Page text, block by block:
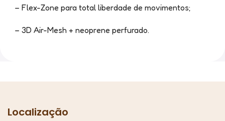
– Flex-Zone para total liberdade de movimentos;
– 3D Air-Mesh + neoprene perfurado.
Localização